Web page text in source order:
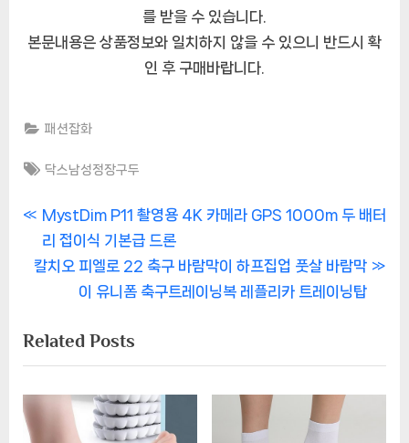
를 받을 수 있습니다.
본문내용은 상품정보와 일치하지 않을 수 있으니 반드시 확
인 후 구매바랍니다.
패션잡화
Tags:
닥스남성정장구두
글
내
게
이
션
P
r
e
o
u
s
MystDim P11 촬영용 4K 카메라 GPS 1000m 두 배터
리 접이식 기본급 드론
N
t
P
o
칼치오 피엘로 22 축구 바람막이 하프집업 풋살 바람막
이 유니폼 축구트레이닝복 레플리카 트레이닝탑
Related Posts